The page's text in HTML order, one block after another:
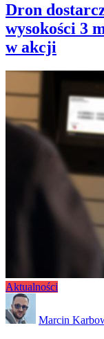
Dron
wysokości 3
w akcji
Aktualności
Marcin